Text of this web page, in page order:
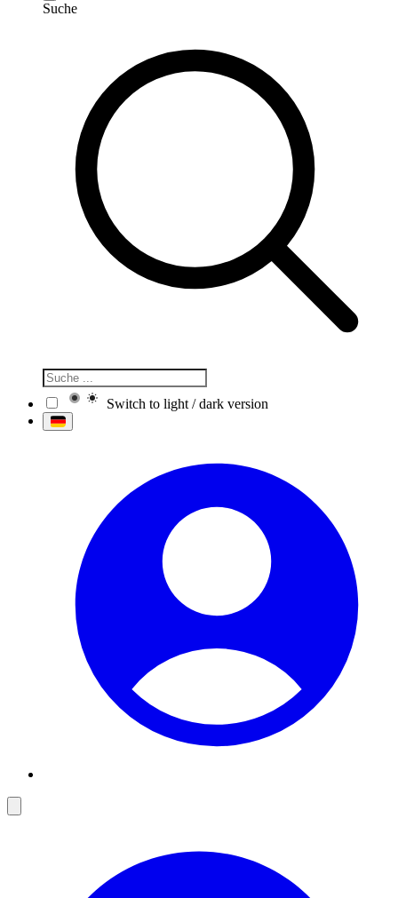
Suche
Switch to light / dark version